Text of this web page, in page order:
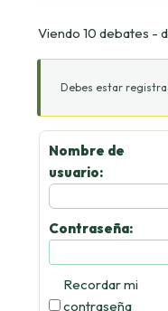
Viendo 10 debates -
Debes estar
Nombre de
usuario:
Contraseña:
Recordar mi
contraseña